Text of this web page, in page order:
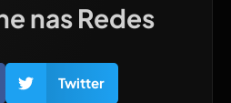
nas Redes
Twitter